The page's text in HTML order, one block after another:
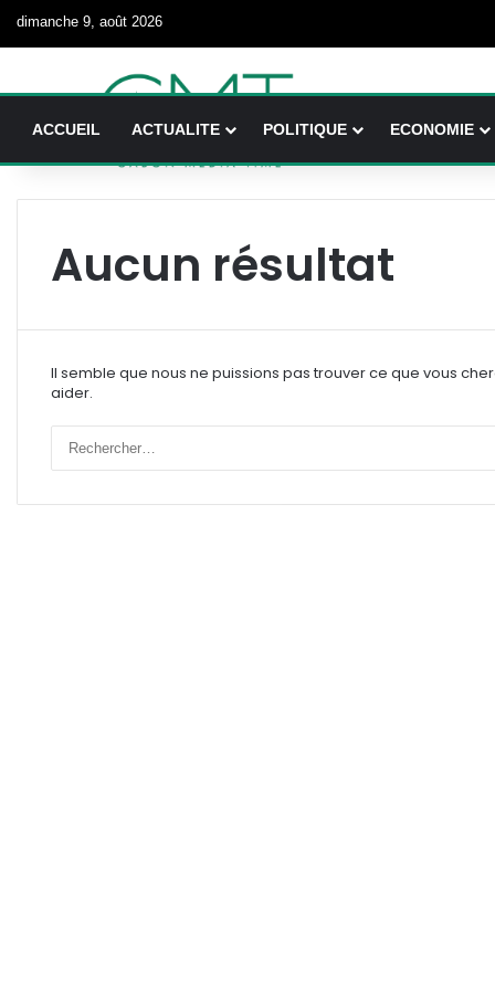
dimanche 9, août 2026
ACCUEIL ACTUALITE POLITIQUE ECONOMIE
Aucun résultat
Il semble que nous ne puissions pas trouver ce que vous
aider.